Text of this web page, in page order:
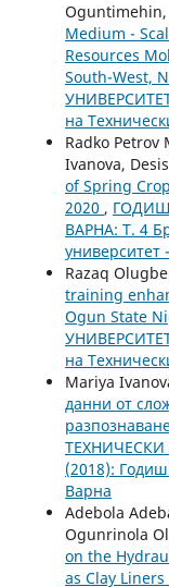
Medium -
Resources
South-West,
на
Radko Petrov
Ivanova,
of Spring
2020 ,
ВАРНА: Т. 4
университет
Razaq
training
Ogun State
на
Mariya
данни от
ТЕХНИЧЕСКИ
(2018):
Варна
Adebola
Ogunrinola
on the
as Clay Liners